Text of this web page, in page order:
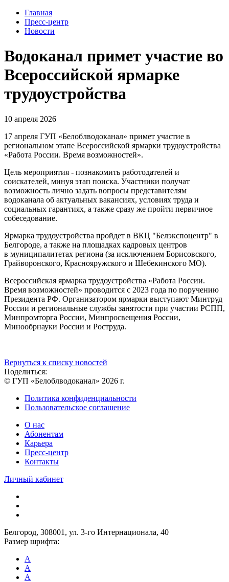
Главная
Пресс-центр
Новости
Водоканал примет участие во
Всероссийской ярмарке
трудоустройства
10 апреля 2026
17 апреля ГУП «Белоблводоканал» примет участие в
региональном этапе Всероссийской ярмарки трудоустройства
«Работа России. Время возможностей».
Цель мероприятия - познакомить работодателей и
соискателей, минуя этап поиска. Участники получат
возможность лично задать вопросы представителям
водоканала об актуальных вакансиях, условиях труда и
социальных гарантиях, а также сразу же пройти первичное
собеседование.
Ярмарка трудоустройства пройдет в ВКЦ "Белэкспоцентр" в
Белгороде, а также на площадках кадровых центров
в муниципалитетах региона (за исключением Борисовского,
Грайворонского, Краснояружского и Шебекинского МО).
Всероссийская ярмарка трудоустройства «Работа России.
Время возможностей» проводится с 2023 года по поручению
Президента РФ. Организатором ярмарки выступают Минтруд
России и региональные службы занятости при участии РСПП,
Минпромторга России, Минпросвещения России,
Минообрнауки России и Роструда.
Вернуться к списку новостей
Поделиться:
© ГУП «Белоблводоканал» 2026 г.
Политика конфиденциальности
Пользовательское соглашение
О нас
Абонентам
Карьера
Пресс-центр
Контакты
Личный кабинет
Белгород, 308001, ул. 3-го Интернационала, 40
Размер шрифта:
A
A
A